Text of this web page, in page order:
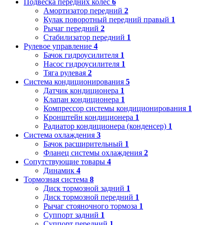
Амортизатор передний 2
Кулак поворотный передний правый 1
Рычаг передний 2
Стабилизатор передний 1
Рулевое управление 4
Бачок гидроусилителя 1
Насос гидроусилителя 1
Тяга рулевая 2
Система кондиционирования 5
Датчик кондиционера 1
Клапан кондиционера 1
Компрессор системы кондиционирования 1
Кронштейн кондиционера 1
Радиатор кондиционера (конденсер) 1
Система охлаждения 3
Бачок расширительный 1
Фланец системы охлаждения 2
Сопутствующие товары 4
Динамик 4
Тормозная система 8
Диск тормозной задний 1
Диск тормозной передний 1
Рычаг стояночного тормоза 1
Суппорт задний 1